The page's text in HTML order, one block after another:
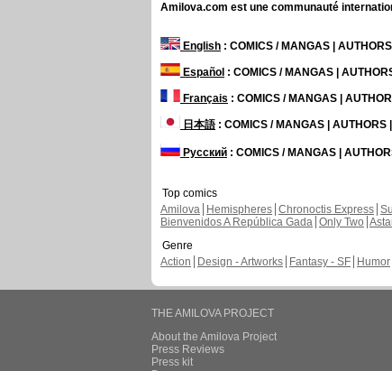
Amilova.com est une communauté
English : COMICS / MANGAS |
Español : COMICS / MANGAS |
Français : COMICS / MANGAS |
日本語: COMICS / MANGAS | AUTHORS
Русский : COMICS / MANGAS |
Top comics
Amilova
Hemispheres Chronoctis Express
Bienvenidos A República Gada Only Two
Genre
Action
Design - Artworks Fantasy - SF Humor
THE AMILOVA PROJECT
About the Amilova Project
Press Reviews
Press kit